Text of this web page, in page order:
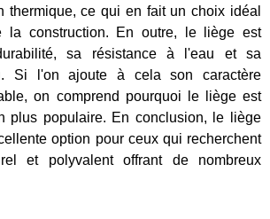
thermique, ce qui en fait un choix idéal
la construction. En outre, le liège est
sa résistance à l'eau et sa
Si l'on ajoute à cela son caractère
on comprend pourquoi le liège est
plus populaire. En conclusion, le liège
option pour ceux qui recherchent
et polyvalent offrant de nombreux